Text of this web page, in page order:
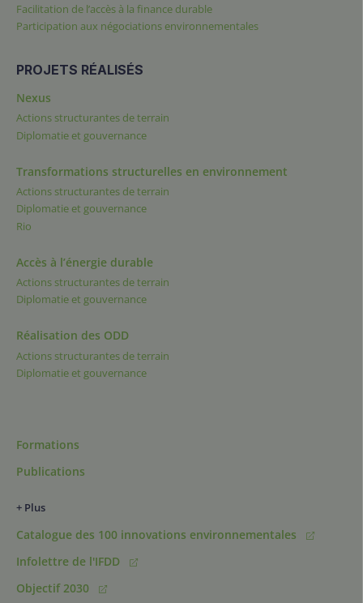
Facilitation de l’accès à la finance durable
Participation aux négociations environnementales
PROJETS RÉALISÉS
Nexus
Actions structurantes de terrain
Diplomatie et gouvernance
Transformations structurelles en environnement
Actions structurantes de terrain
Diplomatie et gouvernance
Rio
Accès à l’énergie durable
Actions structurantes de terrain
Diplomatie et gouvernance
Réalisation des ODD
Actions structurantes de terrain
Diplomatie et gouvernance
Formations
Publications
+ Plus
Catalogue des 100 innovations environnementales
Infolettre de l'IFDD
Objectif 2030